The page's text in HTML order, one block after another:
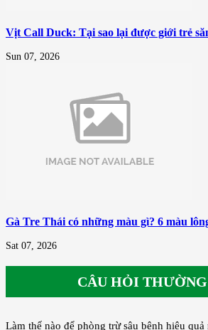
Vịt Call Duck: Tại sao lại được giới trẻ
Sun 07, 2026
Gà Tre Thái có những màu gì? 6 màu
Sat 07, 2026
CÂU HỎI
Làm thế nào để phòng trừ sâu bệnh hiệu